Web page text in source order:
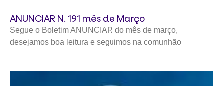
ANUNCIAR N. 191 mês de Março
Segue o Boletim ANUNCIAR do mês de março,
desejamos boa leitura e seguimos na comunhão